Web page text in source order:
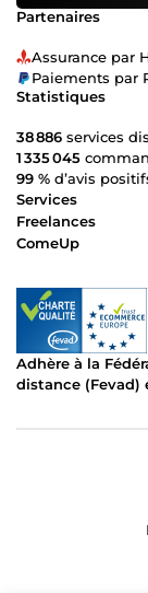
Partenaires
Assurance par
Paiements par
Statistiques
38 886 services
1 335 045
99 % d’avis
Services
Freelances
ComeUp
Adhère à la
distance (Fevad)